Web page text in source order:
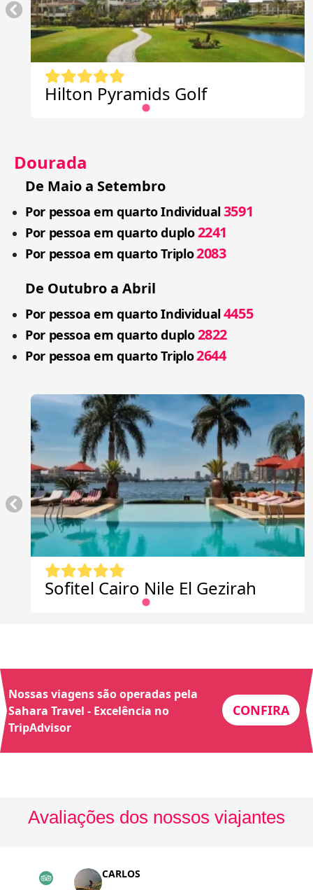
Hilton Pyramids Golf
Dourada
De Maio a Setembro
Por pessoa em quarto Individual 3591
Por pessoa em quarto duplo2241
Por pessoa em quarto Triplo2083
De Outubro a Abril
Por pessoa em quarto Individual 4455
Por pessoa em quarto duplo2822
Por pessoa em quarto Triplo2644
Sofitel Cairo Nile El Gezirah
Nossas viagens são operadas pela
Sahara Travel - Excelência no
TripAdvisor
CONFIRA
Avaliações dos nossos viajantes
CARLOS